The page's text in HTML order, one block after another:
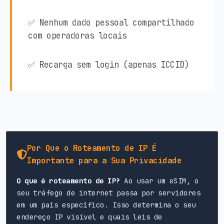
✅ Nenhum dado pessoal compartilhado
com operadoras locais
✅ Recarga sem login (apenas ICCID)
Por Que o Roteamento de IP É
Importante para a Sua Privacidade
O que é roteamento de IP? Ao usar um eSIM, o
seu tráfego de internet passa por servidores
em um país específico. Isso determina o seu
endereço IP visível e quais leis de